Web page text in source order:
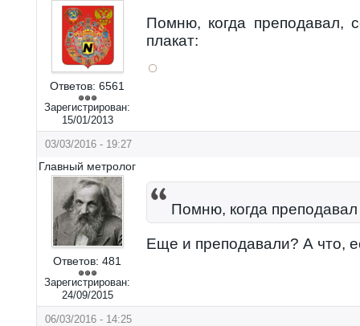
Ответов: 6561
Зарегистрирован:
15/01/2013
Помню, когда преподавал,
плакат:
03/03/2016 - 19:27
Главный метролог
Ответов: 481
Зарегистрирован:
24/09/2015
Помню, когда преподавал
Еще и преподавали? А что,
06/03/2016 - 14:25